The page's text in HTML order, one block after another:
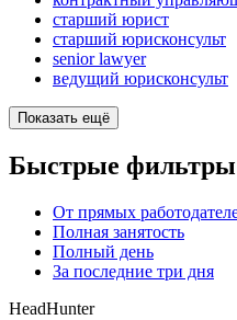
старший юрист
старший юрисконсульт
senior lawyer
ведущий юрисконсульт
Показать ещё
Быстрые фильтры
От прямых
Полная занятость
Полный день
За последние три дня
HeadHunter